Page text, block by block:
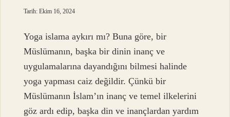
Tarih: Ekim 16, 2024
Yoga islama aykırı mı? Buna göre, bir
Müslümanın, başka bir dinin inanç ve
uygulamalarına dayandığını bilmesi halinde
yoga yapması caiz değildir. Çünkü bir
Müslümanın İslam’ın inanç ve temel ilkelerini
göz ardı edip, başka din ve inançlardan yardım